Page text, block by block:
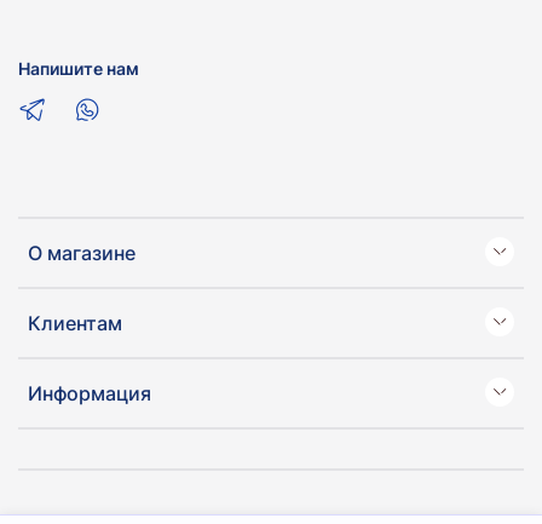
О магазине
Клиентам
Информация
Напишите нам